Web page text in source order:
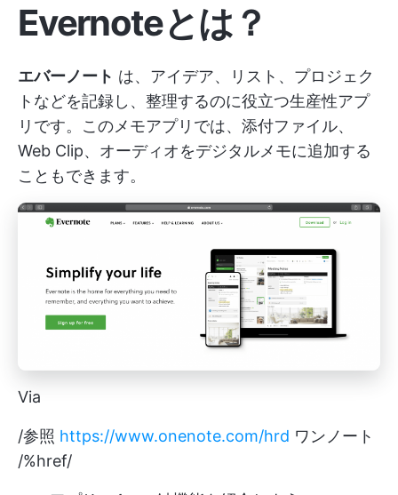
Evernoteとは？
エバーノート は、アイデア、リスト、プロジェク
トなどを記録し、整理するのに役立つ生産性アプ
リです。このメモアプリでは、添付ファイル、
Web Clip、オーディオをデジタルメモに追加する
こともできます。
Via
/参照 https://www.onenote.com/hrd ワンノート
/%href/